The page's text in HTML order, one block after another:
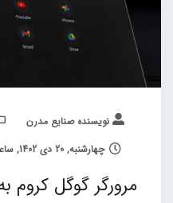
نویسنده صنایع مدرن
چهارشنبه, 20 دی 1402, ساعت 10:48
مرورگر گوگل کروم